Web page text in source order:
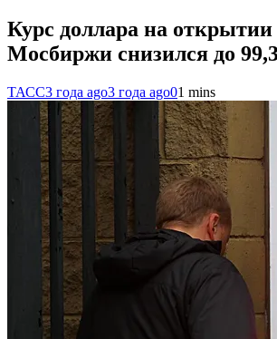
Курс доллара на открытии
Мосбиржи снизился до
ТАСС3 года ago3 года ago01 mins